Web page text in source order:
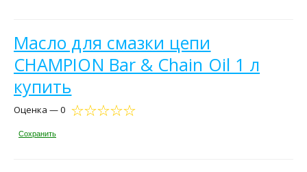
Масло для смазки цепи
CHAMPION Bar & Chain Oil 1 л
купить
Оценка — 0
Сохранить